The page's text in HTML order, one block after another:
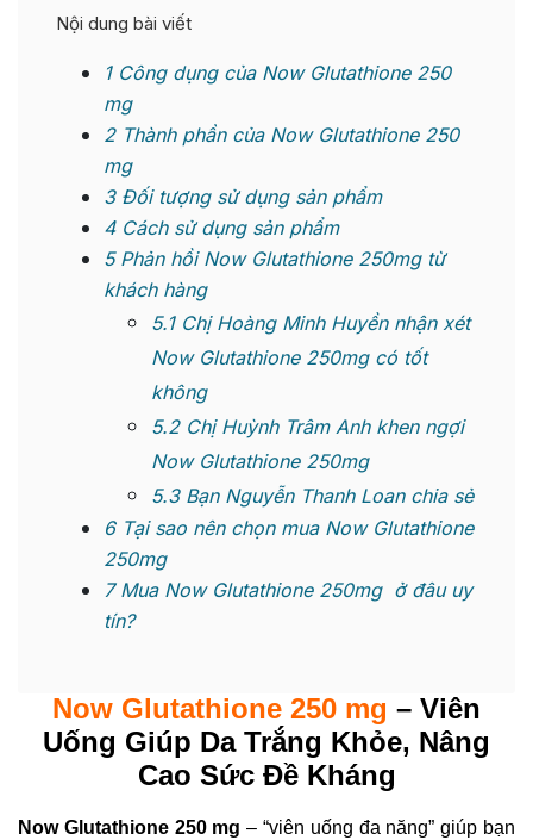
Nội dung bài viết
1Công dụng của Now Glutathione 250
mg
2Thành phần của Now Glutathione 250
mg
3Đối tượng sử dụng sản phẩm
4Cách sử dụng sản phẩm
5Phản hồi Now Glutathione 250mg từ
khách hàng
5.1Chị Hoàng Minh Huyền nhận xét
Now Glutathione 250mg có tốt
không
5.2Chị Huỳnh Trâm Anh khen ngợi
Now Glutathione 250mg
5.3Bạn Nguyễn Thanh Loan chia sẻ
6Tại sao nên chọn mua Now Glutathione
250mg
7Mua Now Glutathione 250mg ở đâu uy
tín?
Now Glutathione 250 mg – Viên
Uống Giúp Da Trắng Khỏe, Nâng
Cao Sức Đề Kháng
Now Glutathione 250 mg – “viên uống đa năng” giúp bạn